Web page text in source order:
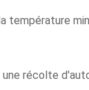
température
récolte